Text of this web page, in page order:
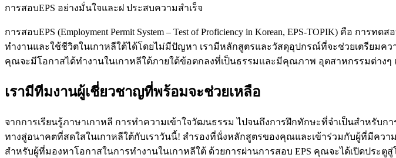
การสอบEPS อย่างมั่นใจและฝ ประสบความสำเร็จ
การสอบEPS (Employment Permit System – Test of Proficiency in Korean, EPS-TOPIK) คือ
ทำงานและใช้ชีวิตในเกาหลีใต้ได้โดยไม่มีปัญหา เรามีหลักสูตรและวัสดุอุปกรณ์ที่จะช่วยเตรียม
คุณจะมีโอกาสได้ทำงานในเกาหลีใต้ภายใต้ข้อตกลงที่เป็นธรรมและมีคุณภาพ อุตสาหกรรมต่าง
เรามีทีมงานผู้เชี่ยวชาญที่พร้อมจะช่วยเหลือ
จากการเรียนรู้ภาษาเกาหลี การทำความเข้าใจวัฒนธรรม ไปจนถึงการฝึกทักษะที่จำเป็นสำหรับ
ทางสู่อนาคตที่สดใสในเกาหลีใต้กับเราวันนี้! สำรองที่นั่งหลักสูตรของคุณและเข้าร่วมกับผู้ที่มีคว
สำหรับผู้ที่มองหาโอกาสในการทำงานในเกาหลีใต้ ด้วยการผ่านการสอบ EPS คุณจะได้เปิดปร